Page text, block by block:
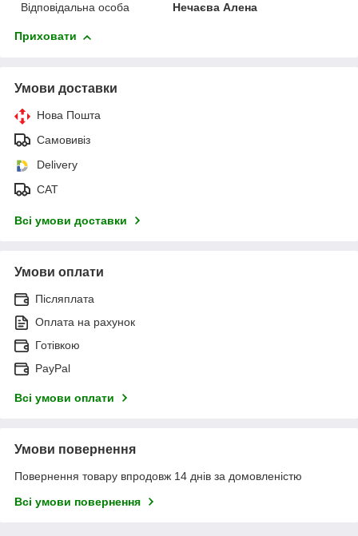
Відповідальна особа
Нечаєва Алена
Приховати
Умови доставки
Нова Пошта
Самовивіз
Delivery
САТ
Всі умови доставки
Умови оплати
Післяплата
Оплата на рахунок
Готівкою
PayPal
Всі умови оплати
Умови повернення
Повернення товару впродовж 14 днів за домовленістю
Всі умови повернення